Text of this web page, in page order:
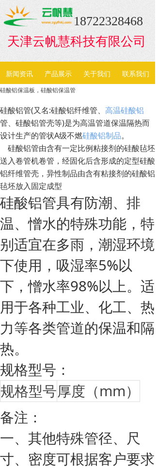
天津云帆慧科技有限公司
18722328468
新闻资讯 产品展示 关于我们 联系我们
硅酸铝保温板，硅酸铝保温管
硅酸铝管(又名:硅酸铝纤维管、 高温硅酸铝
管、硅酸铝管壳等)是为高温管道保温隔热而
设计生产的管状A级不燃硅酸铝制品。
硅酸铝管由含有一定比例粘接剂的硅酸毡坯
送入卷管机卷管，经固化后含形成的定型硅酸
铝纤维管壳，异性制品由含有粘接剂的硅酸铝
毡坯放入固定成型
硅酸铝管具有防潮、排
温、憎水的特殊功能，特
别适宜在多雨，潮湿环境
下使用，吸湿率5%以
下，憎水率98%以上。适
用于各种工业、化工、热
力等各类管道的保温和隔
热。
规格型号：
规格型号厚度（mm）
备注：
一、其他特殊管径、尺
寸、密度可根据客户要求